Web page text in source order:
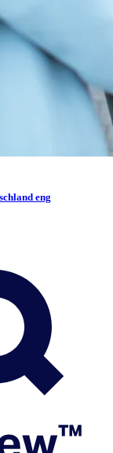
eng